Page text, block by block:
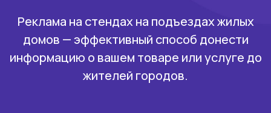
Реклама на стендах на подъездах жилых
домов — эффективный способ донести
информацию о вашем товаре или услуге до
жителей городов.